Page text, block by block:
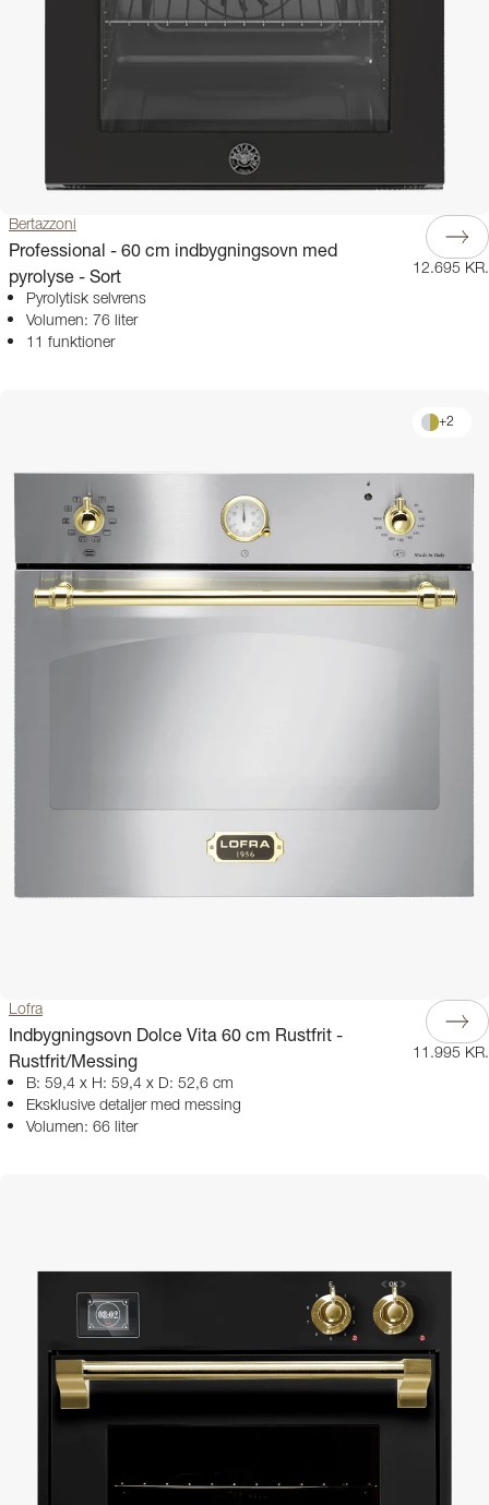
Bertazzoni
Professional - 60 cm indbygningsovn med
pyrolyse - Sort
Pyrolytisk selvrens
Volumen: 76 liter
11 funktioner
12.695 KR.
+2
Lofra
Indbygningsovn Dolce Vita 60 cm Rustfrit -
Rustfrit/Messing
B: 59,4 x H: 59,4 x D: 52,6 cm
Eksklusive detaljer med messing
Volumen: 66 liter
11.995 KR.